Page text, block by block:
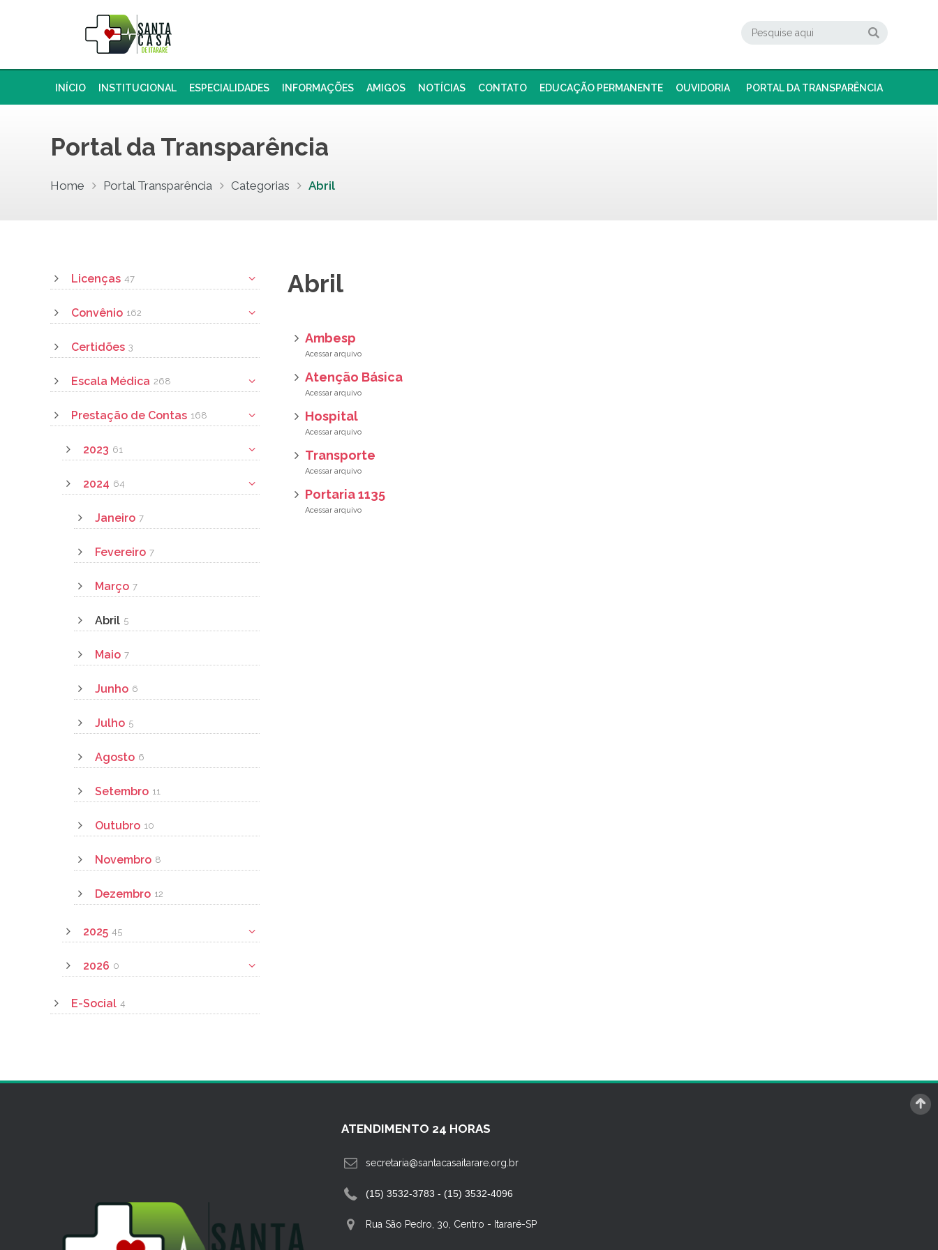
INÍCIO INSTITUCIONAL ESPECIALIDADES INFORMAÇÕES AMIGOS NOTÍCIAS CONTATO EDUCAÇÃO PERMANENTE PORTAL DA TRANSPARÊNCIA
OUVIDORIA
Portal da Transparência
Home Portal Transparência Categorias Abril
Licenças 47
Convênio 162
Certidões 3
Escala Médica 268
Prestação de Contas 168
2023 61
2024 64
Janeiro 7
Fevereiro 7
Março 7
Abril 5
Maio 7
Junho 6
Julho 5
Agosto 6
Setembro 11
Outubro 10
Novembro 8
Dezembro 12
2025 45
2026 0
E-Social 4
Abril
Ambesp
Atenção Básica
Hospital
Transporte
Portaria 1135
ATENDIMENTO 24 HORAS
secretaria@santacasaitarare.org.br
(15) 3532-3783 - (15) 3532-4096
Rua São Pedro, 30, Centro - Itararé-SP